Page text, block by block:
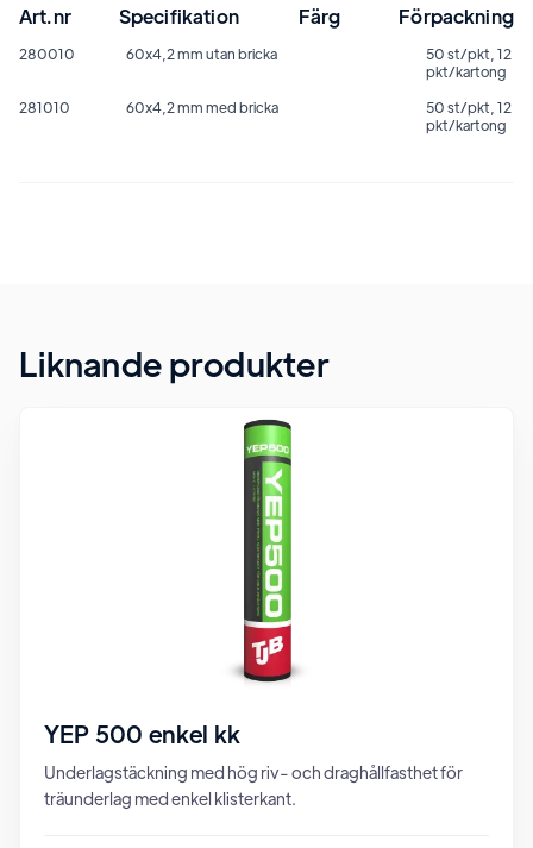
Art.nr Specifikation Färg Förpackning
280010 60x4,2 mm utan bricka
50 st/pkt, 12
pkt/kartong
281010
60x4,2 mm med bricka
50 st/pkt, 12
pkt/kartong
Liknande produkter
YEP 500 enkel kk
Underlagstäckning med hög riv- och draghållfasthet för
träunderlag med enkel klisterkant.